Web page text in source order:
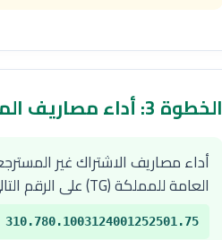
الخطوة 3: أداء مصاريف الملف
أداء مصاريف الاشتراك غير
العامة للمملكة (TG) على الرقم التالي:
310.780.1003124001252501.75